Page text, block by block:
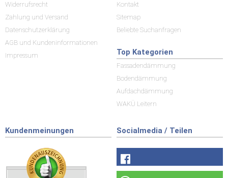
Widerrufsrecht
Zahlung und Versand
Datenschutzerklärung
AGB und Kundeninformationen
Impressum
Kontakt
Sitemap
Beliebte Suchanfragen
Top Kategorien
Fassadendämmung
Bodendämmung
Aufdachdämmung
WAKÜ Leitern
Kundenmeinungen Socialmedia / Teilen